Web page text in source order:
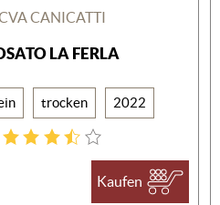
CANICATTI
LA FERLA
trocken 2022
Kaufen